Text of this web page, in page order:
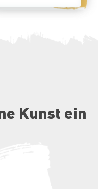
Kunst ein